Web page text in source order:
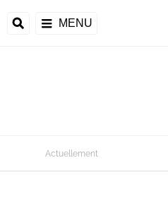
MENU
Actuellement